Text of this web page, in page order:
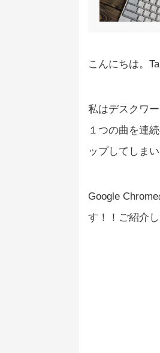
こんにちは。
私はデスクワ
１つの曲を連
ップしてしまい
Google
す！！ご紹介し